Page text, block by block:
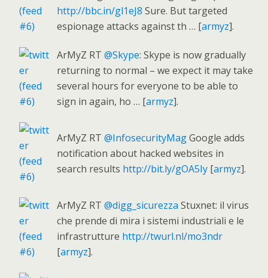
http://bbc.in/gl1eJ8 Sure. But targeted
espionage attacks against th … [armyz].
ArMyZ RT @Skype: Skype is now gradually
returning to normal – we expect it may take
several hours for everyone to be able to
sign in again, ho … [armyz].
ArMyZ RT @InfosecurityMagGoogle adds
notification about hacked websites in
search results http://bit.ly/gOA5Iy [armyz].
ArMyZ RT @digg_sicurezza Stuxnet: il virus
che prende di mira i sistemi industriali e le
infrastrutture http://twurl.nl/mo3ndr
[armyz].